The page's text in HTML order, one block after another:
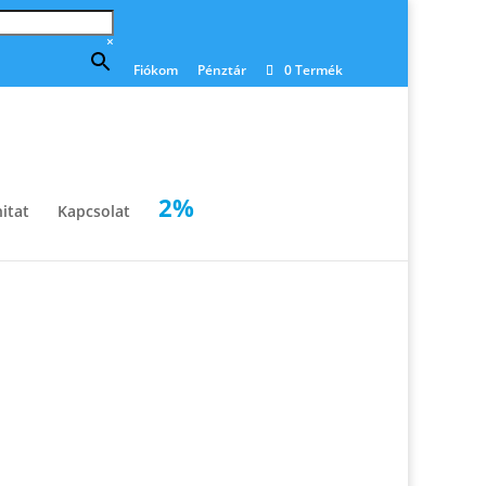
×
Fiókom
Pénztár 0 Termék
Kapcsolat 2%